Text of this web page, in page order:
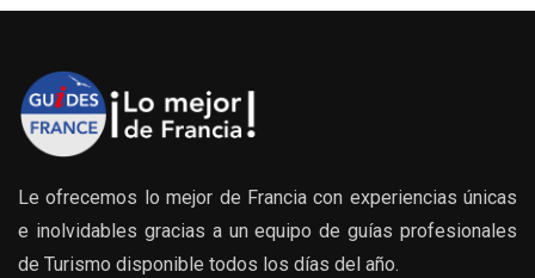
hasta
Le ofrecemos lo mejor de Francia con experiencias únicas
e inolvidables gracias a un equipo de guías profesionales
de Turismo disponible todos los días del año.